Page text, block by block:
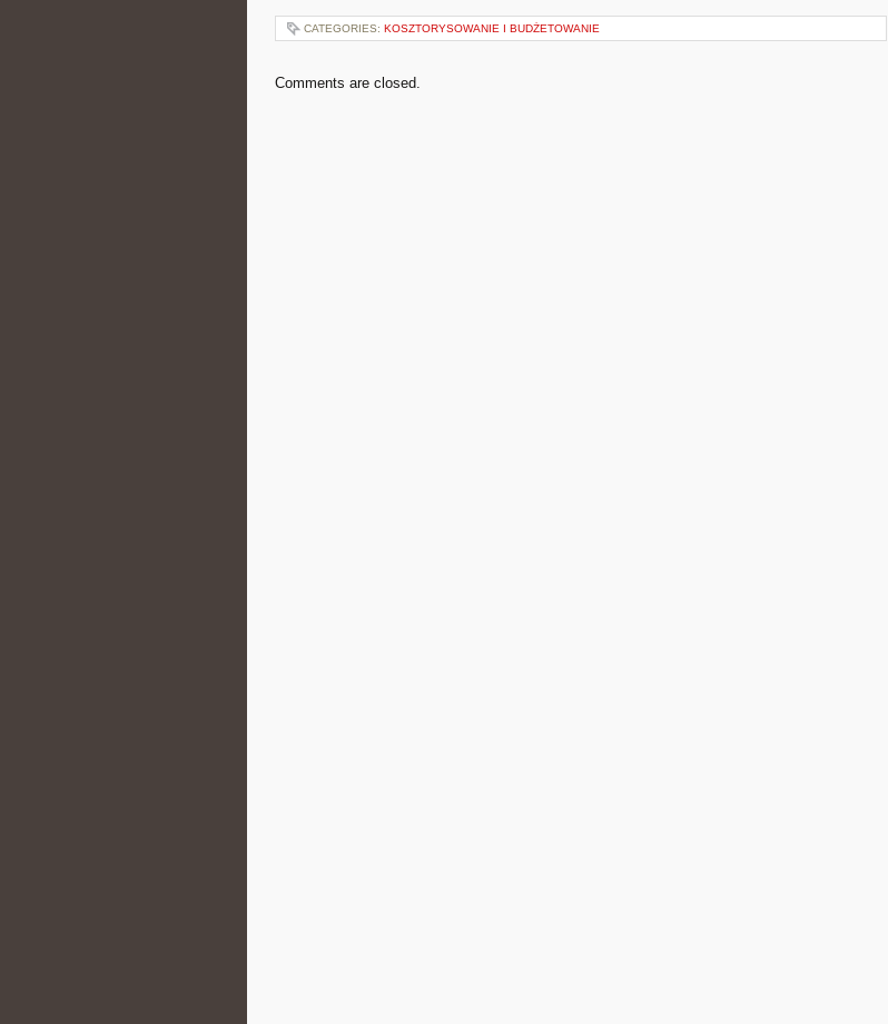
CATEGORIES: KOSZTORYSOWANIE I BUDŻETOWANIE
Comments are closed.